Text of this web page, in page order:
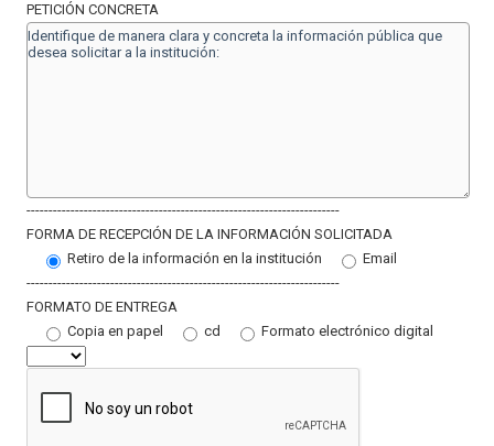
PETICIÓN CONCRETA
-----------------------------------------------------------------------
FORMA DE RECEPCIÓN DE LA INFORMACIÓN SOLICITADA
Retiro de la información en la institución
Email
-----------------------------------------------------------------------
FORMATO DE ENTREGA
Copia en papel
cd Formato electrónico digital